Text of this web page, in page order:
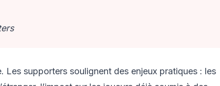
Les supporters soulignent des enjeux pratiques : les